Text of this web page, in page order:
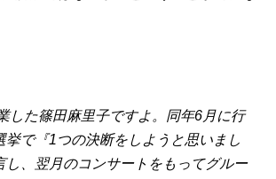
した篠田麻里子ですよ。同年6月に行
挙で『1つの決断をしようと思いまし
し、翌月のコンサートをもってグルー